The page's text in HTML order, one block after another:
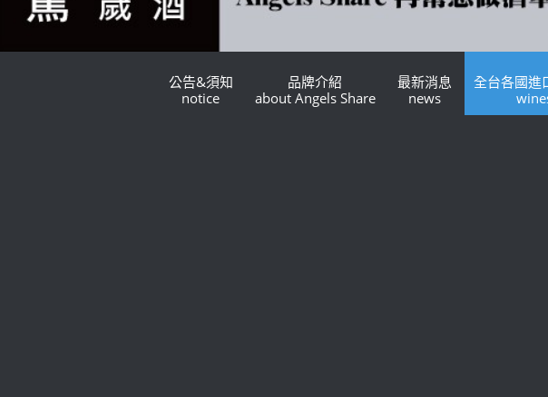
公告&須知
notice
品牌介紹
about Angels Share
最新消息
news
全台各國進